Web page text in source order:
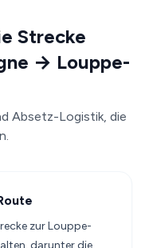
Strecke
→ Louppe-
Absetz-Logistik, die
zur Louppe-
darunter die